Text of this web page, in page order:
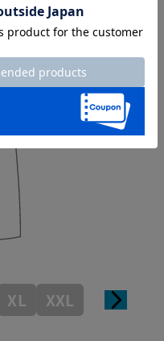
Sleeve length 71cm
XL XXL